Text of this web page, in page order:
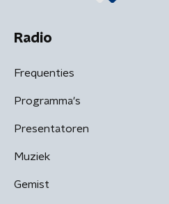
Radio
Frequenties
Programma's
Presentatoren
Muziek
Gemist